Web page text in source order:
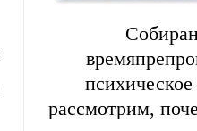
рассмотрим,